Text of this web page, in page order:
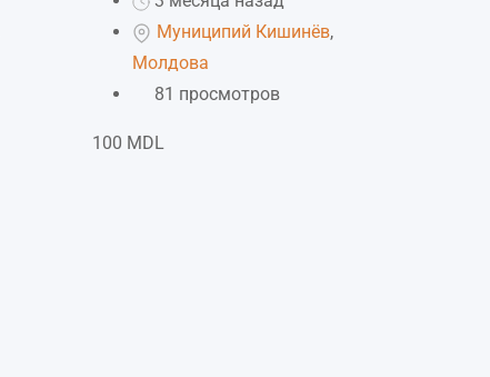
Муниципий Кишинёв,
Молдова
81 просмотров
100 MDL